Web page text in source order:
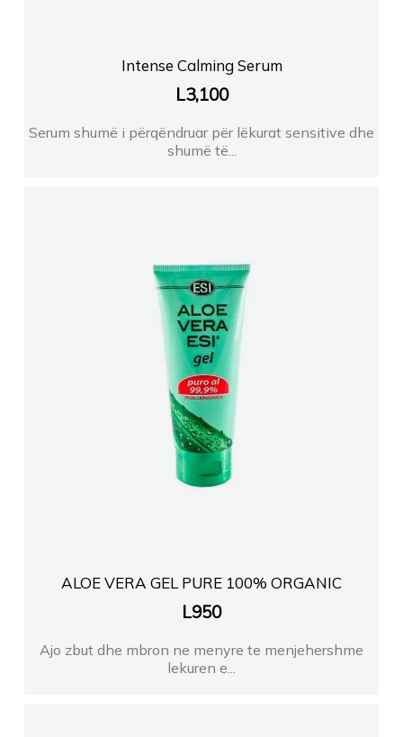
Intense Calming Serum
L3,100
Serum shumë i përqëndruar për lëkurat sensitive dhe
shumë të...
ALOE VERA GEL PURE 100% ORGANIC
L950
Ajo zbut dhe mbron ne menyre te menjehershme
lekuren e...